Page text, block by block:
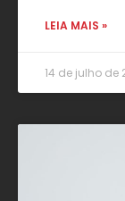
LEIA MAIS »
14 de julho de